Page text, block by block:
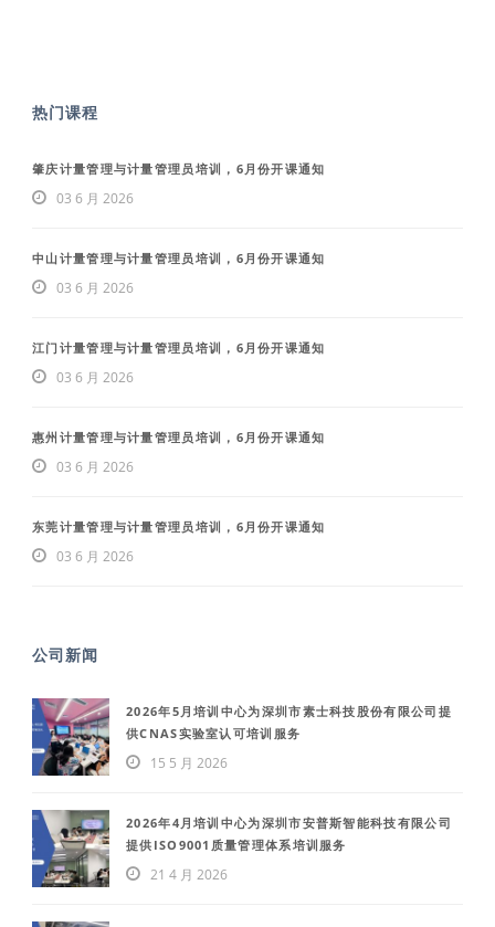
热门课程
肇庆计量管理与计量管理员培训，6月份开课通知
03 6 月 2026
中山计量管理与计量管理员培训，6月份开课通知
03 6 月 2026
江门计量管理与计量管理员培训，6月份开课通知
03 6 月 2026
惠州计量管理与计量管理员培训，6月份开课通知
03 6 月 2026
东莞计量管理与计量管理员培训，6月份开课通知
03 6 月 2026
公司新闻
2026年5月培训中心为深圳市素士科技股份有限公司提
供CNAS实验室认可培训服务
15 5 月 2026
2026年4月培训中心为深圳市安普斯智能科技有限公司
提供ISO9001质量管理体系培训服务
21 4 月 2026